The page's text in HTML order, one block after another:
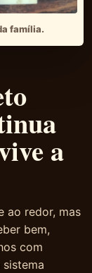
família.
a
ao redor, mas
bem,
com